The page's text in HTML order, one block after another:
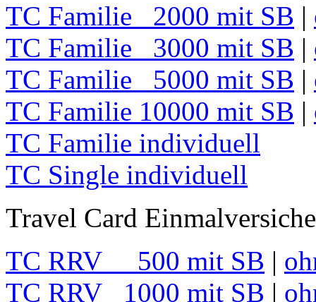
TC Familie 2000 mit SB |
TC Familie 3000 mit SB |
TC Familie 5000 mit SB |
TC Familie 10000 mit SB |
TC Familie individuell
TC Single individuell
Travel Card
TC RRV 500 mit SB |
TC RRV 1000 mit SB |